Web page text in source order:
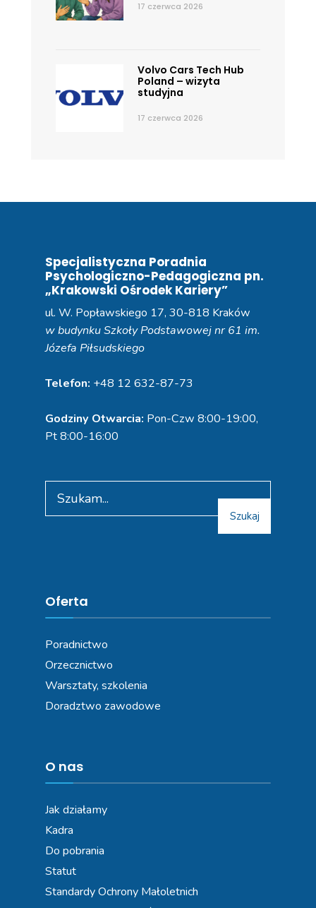
17 czerwca 2026
Volvo Cars Tech Hub
Poland – wizyta
studyjna
17 czerwca 2026
Specjalistyczna Poradnia
Psychologiczno-Pedagogiczna pn.
„Krakowski Ośrodek Kariery”
ul. W. Popławskiego 17, 30-818 Kraków
w budynku Szkoły Podstawowej nr 61 im.
Józefa Piłsudskiego
Telefon: +48 12 632-87-73
Godziny Otwarcia: Pon-Czw 8:00-19:00,
Pt 8:00-16:00
Szukaj
Oferta
Poradnictwo
Orzecznictwo
Warsztaty, szkolenia
Doradztwo zawodowe
O nas
Jak działamy
Kadra
Do pobrania
Statut
Standardy Ochrony Małoletnich